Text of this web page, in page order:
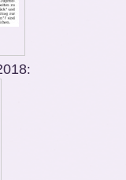
: